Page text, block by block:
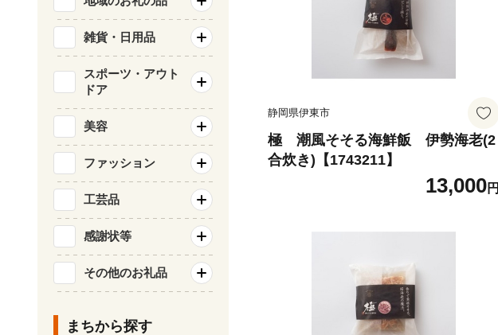
静岡県伊東市
極 潮風そそる海鮮飯 伊勢海老(2
合炊き)【1743211】
13,000円
雑貨・日用品
スポーツ・アウト
ドア
美容
ファッション
工芸品
感謝状等
その他のお礼品
まちから探す